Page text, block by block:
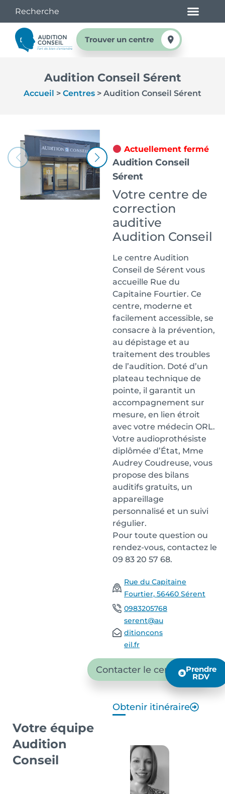
Trouver un centre
Audition Conseil Sérent
Accueil > Centres > Audition Conseil Sérent
Actuellement fermé
Audition Conseil
Sérent
Votre centre de
correction
auditive
Audition Conseil
Le centre Audition
Conseil de Sérent vous
accueille Rue du
Capitaine Fourtier. Ce
centre, moderne et
facilement accessible, se
consacre à la prévention,
au dépistage et au
traitement des troubles
de l’audition. Doté d’un
plateau technique de
pointe, il garantit un
accompagnement sur
mesure, en lien étroit
avec votre médecin ORL.
Votre audioprothésiste
diplômée d’État, Mme
Audrey Coudreuse, vous
propose des bilans
auditifs gratuits, un
appareillage
personnalisé et un suivi
régulier.
Pour toute question ou
rendez-vous, contactez le
09 83 20 57 68.
Rue du Capitaine
Fourtier, 56460 Sérent
0983205768
serent@au
ditioncons
eil.fr
Contacter le centre Prendre
RDV
Obtenir itinéraire
Votre équipe
Audition
Conseil